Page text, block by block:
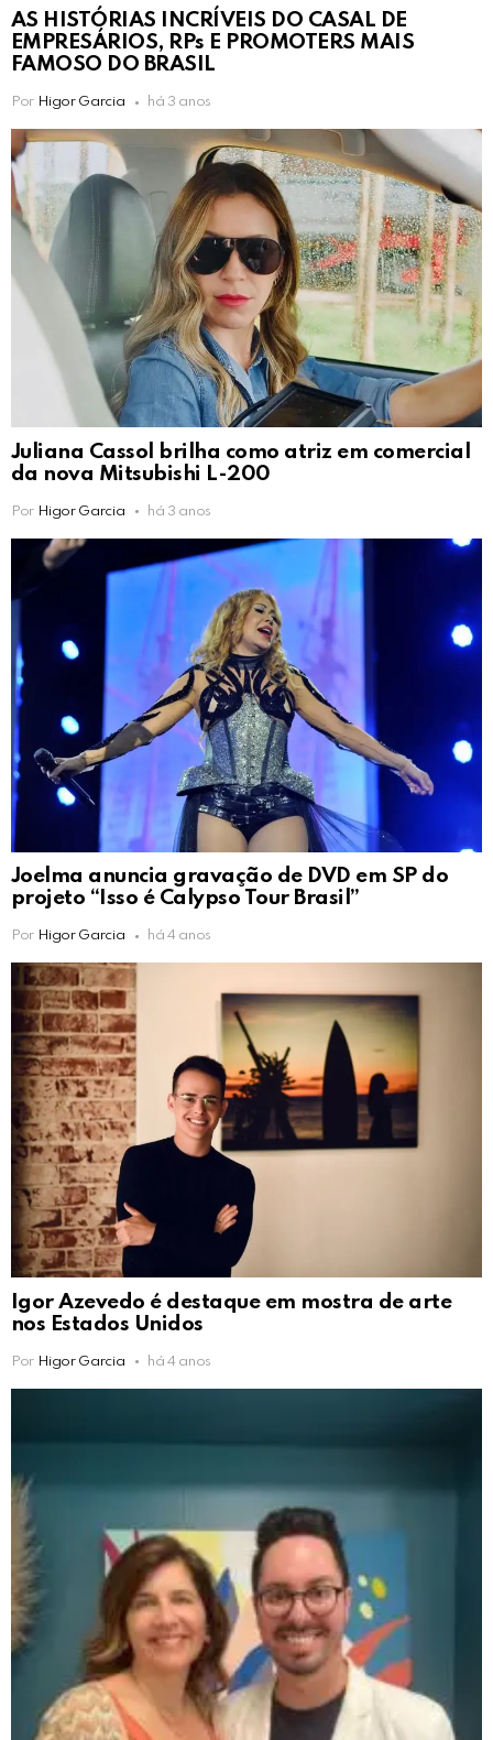
AS HISTÓRIAS INCRÍVEIS DO CASAL DE
EMPRESÁRIOS, RPs E PROMOTERS MAIS
FAMOSO DO BRASIL
Por Higor Garcia há 3 anos
Juliana Cassol brilha como atriz em comercial
da nova Mitsubishi L-200
Por Higor Garcia há 3 anos
Joelma anuncia gravação de DVD em SP do
projeto “Isso é Calypso Tour Brasil”
Por Higor Garcia há 4 anos
Igor Azevedo é destaque em mostra de arte
nos Estados Unidos
Por Higor Garcia há 4 anos